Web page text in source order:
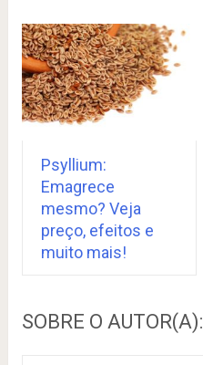
Psyllium:
Emagrece
mesmo? Veja
preço, efeitos e
muito mais!
SOBRE O AUTOR(A):